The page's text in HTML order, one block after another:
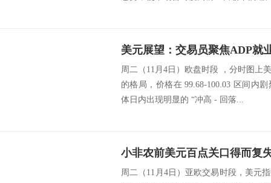
周二（11月4日）欧盘时段 ，分时图上
的格局，价格在 99.68-100.03 区间内
体日内出现明显的 “冲高 - 回落...
周二（11月4日）亚欧交易时段，美元